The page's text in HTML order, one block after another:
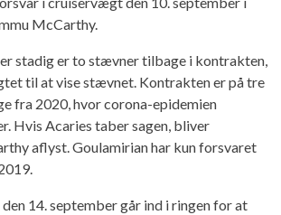
McCarthy.
stadig er to stævner tilbage i kontrakten,
til at vise stævnet. Kontrakten er på tre
fra 2020, hvor corona-epidemien
Hvis Acaries taber sagen, bliver
aflyst. Goulamirian har kun forsvaret
14. september går ind i ringen for at